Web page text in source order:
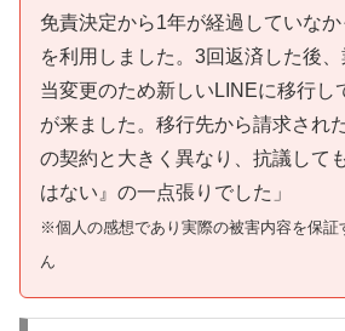
免責決定から1年が経過していな
を利用しました。3回返済した後
当変更のため新しいLINEに移行し
が来ました。移行先から請求され
の契約と大きく異なり、抗議して
はない』の一点張りでした」
※個人の感想であり実際の被害内容を保証
ん